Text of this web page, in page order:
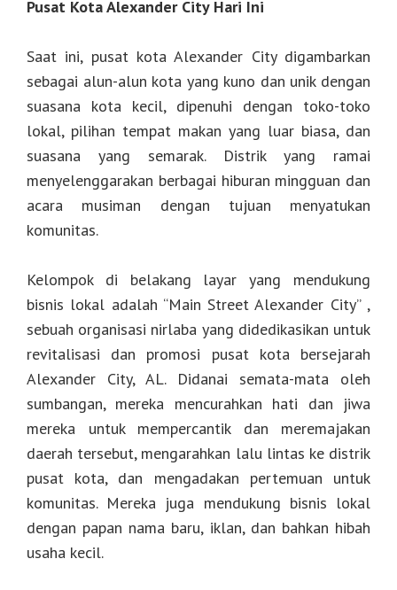
Pusat Kota Alexander City Hari Ini
Saat ini, pusat kota Alexander City digambarkan
sebagai alun-alun kota yang kuno dan unik dengan
suasana kota kecil, dipenuhi dengan toko-toko
lokal, pilihan tempat makan yang luar biasa, dan
suasana yang semarak. Distrik yang ramai
menyelenggarakan berbagai hiburan mingguan dan
acara musiman dengan tujuan menyatukan
komunitas.
Kelompok di belakang layar yang mendukung
bisnis lokal adalah “Main Street Alexander City” ,
sebuah organisasi nirlaba yang didedikasikan untuk
revitalisasi dan promosi pusat kota bersejarah
Alexander City, AL. Didanai semata-mata oleh
sumbangan, mereka mencurahkan hati dan jiwa
mereka untuk mempercantik dan meremajakan
daerah tersebut, mengarahkan lalu lintas ke distrik
pusat kota, dan mengadakan pertemuan untuk
komunitas. Mereka juga mendukung bisnis lokal
dengan papan nama baru, iklan, dan bahkan hibah
usaha kecil.